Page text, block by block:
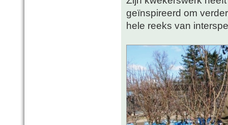
geïnspireerd om
hele reeks van